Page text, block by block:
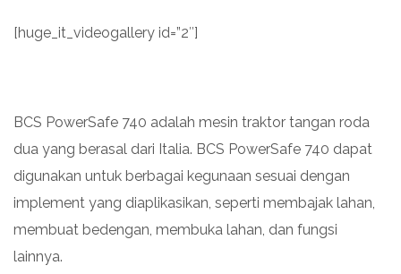
[huge_it_videogallery id=”2″]
BCS PowerSafe 740 adalah mesin traktor tangan roda
dua yang berasal dari Italia. BCS PowerSafe 740 dapat
digunakan untuk berbagai kegunaan sesuai dengan
implement yang diaplikasikan, seperti membajak lahan,
membuat bedengan, membuka lahan, dan fungsi
lainnya.